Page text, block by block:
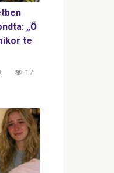
„Ő
te
17